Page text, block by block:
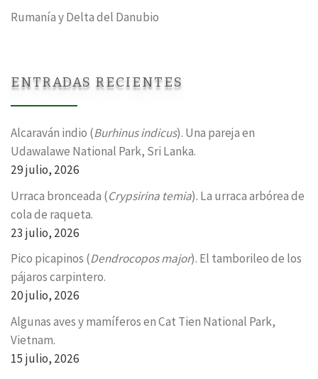
Rumanía y Delta del Danubio
ENTRADAS RECIENTES
Alcaraván indio (Burhinus indicus). Una pareja en
Udawalawe National Park, Sri Lanka.
29 julio, 2026
Urraca bronceada (Crypsirina temia). La urraca arbórea de
cola de raqueta.
23 julio, 2026
Pico picapinos (Dendrocopos major). El tamborileo de los
pájaros carpintero.
20 julio, 2026
Algunas aves y mamíferos en Cat Tien National Park,
Vietnam.
15 julio, 2026